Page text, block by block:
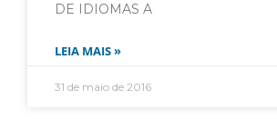
DE IDIOMAS A
LEIA MAIS »
31 de maio de 2016